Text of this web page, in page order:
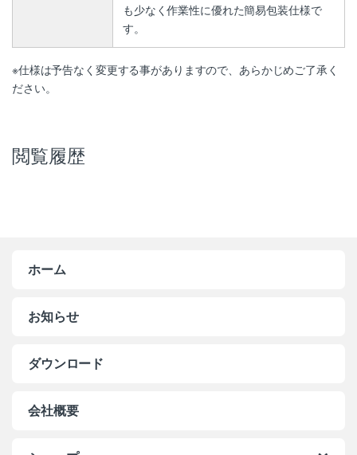
も少なく作業性に優れた簡易包装仕様で
す。
※仕様は予告なく変更する事がありますので、あらかじめご了承く
ださい。
閲覧履歴
ホーム
お知らせ
ダウンロード
会社概要